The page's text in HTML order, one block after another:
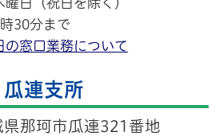
30分まで
の窓口業務について
瓜連支所
那珂市瓜連321番地